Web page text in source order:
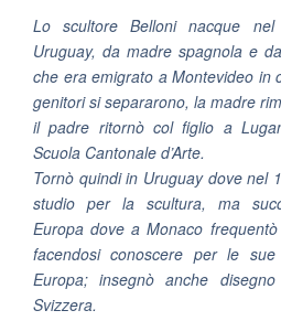
Lo scultore Belloni nacque
Uruguay, da madre spagnola e
che era emigrato a Montevideo in
genitori si separarono, la madre
il padre ritornò col figlio a
Scuola Cantonale d’Arte.
Tornò quindi in Uruguay dove nel
studio per la scultura, ma
Europa dove a Monaco frequentò
facendosi conoscere per le
Europa; insegnò anche
Svizzera.